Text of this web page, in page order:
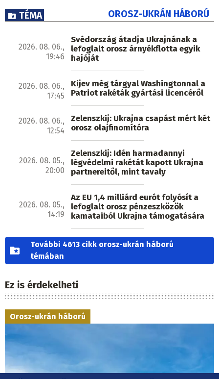
TÉMA OROSZ-UKRÁN HÁBORÚ
2026. 08. 06.,
19:46
Svédország átadja Ukrajnának a
lefoglalt orosz árnyékflotta egyik
hajóját
2026. 08. 06.,
17:45
Kijev még tárgyal Washingtonnal a
Patriot rakéták gyártási licencéről
2026. 08. 06.,
12:54
Zelenszkij: Ukrajna csapást mért két
orosz olajfinomítóra
2026. 08. 05.,
20:00
Zelenszkij: Idén harmadannyi
légvédelmi rakétát kapott Ukrajna
partnereitől, mint tavaly
2026. 08. 05.,
14:19
Az EU 1,4 milliárd eurót folyósít a
lefoglalt orosz pénzeszközök
kamataiból Ukrajna támogatására
További 4613 cikk orosz-ukrán háború
témában
Ez is érdekelheti
Orosz-ukrán háború